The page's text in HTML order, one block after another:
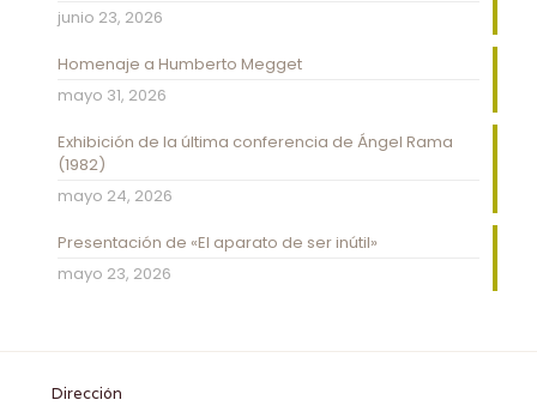
junio 23, 2026
Homenaje a Humberto Megget
mayo 31, 2026
Exhibición de la última conferencia de Ángel Rama
(1982)
mayo 24, 2026
Presentación de «El aparato de ser inútil»
mayo 23, 2026
Dirección